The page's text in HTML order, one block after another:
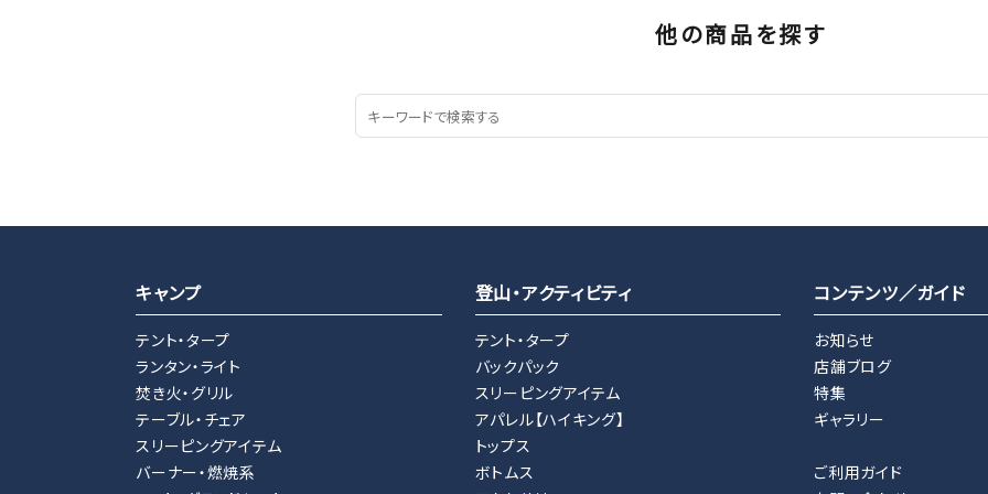
他の商品を探す
キャンプ
テント・タープ
ランタン・ライト
焚き火・グリル
テーブル・チェア
スリーピングアイテム
バーナー・燃焼系
登山・アクティビティ
テント・タープ
バックパック
スリーピングアイテム
アパレル【ハイキング】
トップス
ボトムス
コンテンツ／ガイド
お知らせ
店舗ブログ
特集
ギャラリー
ご利用ガイド